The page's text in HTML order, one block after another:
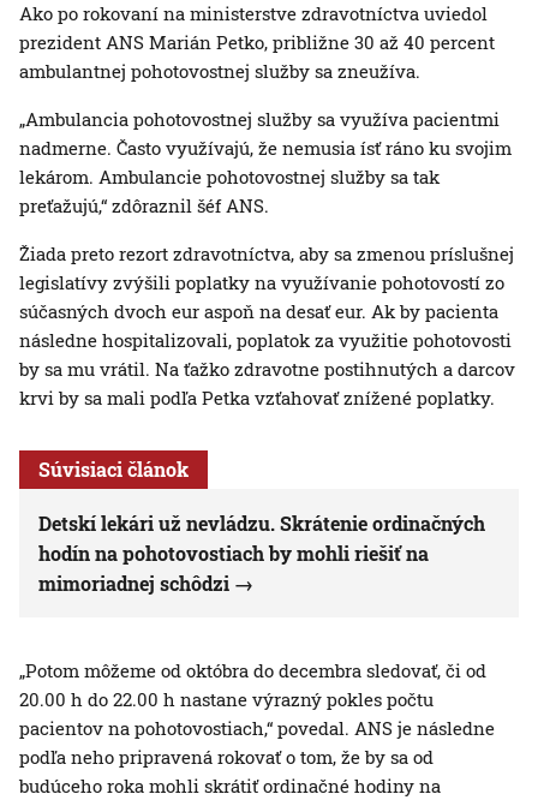
Ako po rokovaní na ministerstve zdravotníctva uviedol
prezident ANS Marián Petko, približne 30 až 40 percent
ambulantnej pohotovostnej služby sa zneužíva.
„Ambulancia pohotovostnej služby sa využíva pacientmi
nadmerne. Často využívajú, že nemusia ísť ráno ku svojim
lekárom. Ambulancie pohotovostnej služby sa tak
preťažujú,“ zdôraznil šéf ANS.
Žiada preto rezort zdravotníctva, aby sa zmenou príslušnej
legislatívy zvýšili poplatky na využívanie pohotovostí zo
súčasných dvoch eur aspoň na desať eur. Ak by pacienta
následne hospitalizovali, poplatok za využitie pohotovosti
by sa mu vrátil. Na ťažko zdravotne postihnutých a darcov
krvi by sa mali podľa Petka vzťahovať znížené poplatky.
Súvisiaci článok
Detskí lekári už nevládzu. Skrátenie ordinačných
hodín na pohotovostiach by mohli riešiť na
mimoriadnej schôdzi
„Potom môžeme od októbra do decembra sledovať, či od
20.00 h do 22.00 h nastane výrazný pokles počtu
pacientov na pohotovostiach,“ povedal. ANS je následne
podľa neho pripravená rokovať o tom, že by sa od
budúceho roka mohli skrátiť ordinačné hodiny na